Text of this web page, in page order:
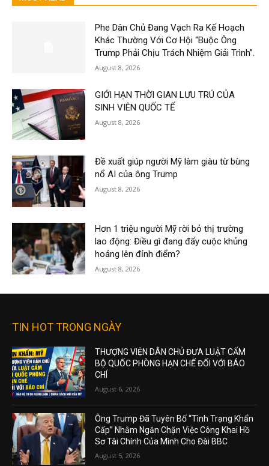
Phe Dân Chủ Đang Vạch Ra Kế Hoạch
Khác Thường Với Cơ Hội “Buộc Ông
Trump Phải Chịu Trách Nhiệm Giải Trình”.
August 8, 2026
GIỚI HẠN THỜI GIAN LƯU TRÚ CỦA
SINH VIÊN QUỐC TẾ
August 8, 2026
Đề xuất giúp người Mỹ làm giàu từ bùng
nổ AI của ông Trump
August 8, 2026
Hơn 1 triệu người Mỹ rời bỏ thị trường
lao động: Điều gì đang đẩy cuộc khủng
hoảng lên đỉnh điểm?
August 8, 2026
TIN HOT TRONG NGÀY
THƯỢNG VIỆN DÂN CHỦ ĐƯA LUẬT CẤM
BỘ QUỐC PHÒNG HẠN CHẾ ĐỐI VỚI BÁO
CHÍ
August 6, 2026
Ông Trump Đã Tuyên Bố “Tình Trạng Khẩn
Cấp” Nhằm Ngăn Chặn Việc Công Khai Hồ
Sơ Tài Chính Của Mình Cho Đài BBC
August 5, 2026